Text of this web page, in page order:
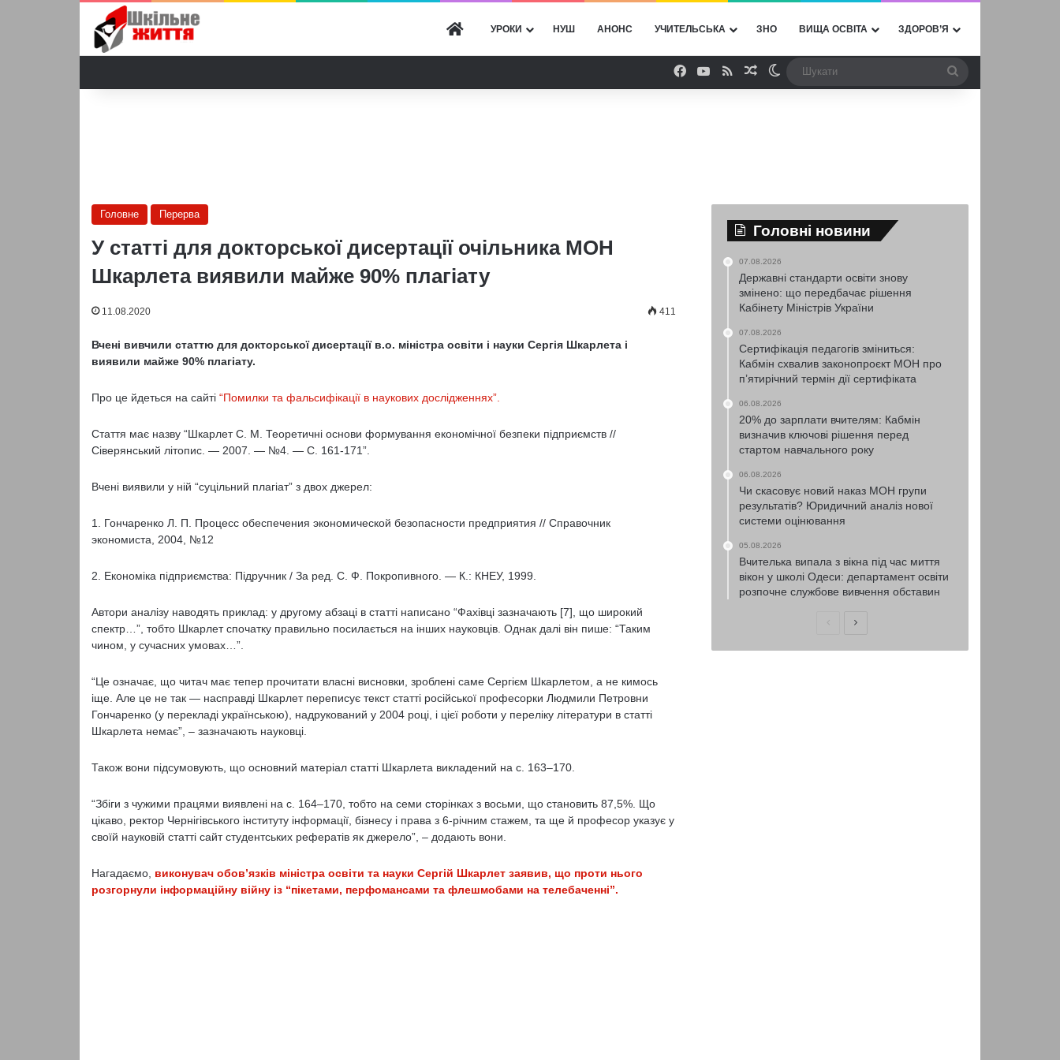
ГОЛОВНА
УРОКИ НУШ АНОНС УЧИТЕЛЬСЬКА ЗНО ВИЩА ОСВІТА ЗДОРОВ’Я
Facebook
YouTube
RSSВипадкова стаття
Switch skin
Головне Перерва
У статті для докторської дисертації очільника МОН
Шкарлета виявили майже 90% плагіату
11.08.2020 411
Вчені вивчили статтю для докторської дисертації в.о. міністра освіти і науки Сергія Шкарлета і
виявили майже 90% плагіату.
Про це йдеться на сайті “Помилки та фальсифікації в наукових дослідженнях”.
Стаття має назву “Шкарлет С. М. Теоретичні основи формування економічної безпеки підприємств //
Сіверянський літопис. — 2007. — №4. — С. 161-171”.
Вчені виявили у ній “суцільний плагіат” з двох джерел:
1. Гончаренко Л. П. Процесс обеспечения экономической безопасности предприятия // Справочник
экономиста, 2004, №12
2. Економіка підприємства: Підручник / За ред. С. Ф. Покропивного. — К.: КНЕУ, 1999.
Автори аналізу наводять приклад: у другому абзаці в статті написано “Фахівці зазначають [7], що широкий
спектр…”, тобто Шкарлет спочатку правильно посилається на інших науковців. Однак далі він пише: “Таким
чином, у сучасних умовах…”.
“Це означає, що читач має тепер прочитати власні висновки, зроблені саме Сергієм Шкарлетом, а не кимось
іще. Але це не так — насправді Шкарлет переписує текст статті російської професорки Людмили Петровни
Гончаренко (у перекладі українською), надрукований у 2004 році, і цієї роботи у переліку літератури в статті
Шкарлета немає”, – зазначають науковці.
Також вони підсумовують, що основний матеріал статті Шкарлета викладений на с. 163–170.
“Збіги з чужими працями виявлені на с. 164–170, тобто на семи сторінках з восьми, що становить 87,5%. Що
цікаво, ректор Чернігівського інституту інформації, бізнесу і права з 6-річним стажем, та ще й професор указує у
своїй науковій статті сайт студентських рефератів як джерело”, – додають вони.
Нагадаємо, виконувач обов’язків міністра освіти та науки Сергій Шкарлет заявив, що проти нього
розгорнули інформаційну війну із “пікетами, перфомансами та флешмобами на телебаченні”.
Головні новини
07.08.2026
Державні стандарти освіти знову
змінено: що передбачає рішення
Кабінету Міністрів України
07.08.2026
Сертифікація педагогів зміниться:
Кабмін схвалив законопроєкт МОН про
п’ятирічний термін дії сертифіката
06.08.2026
20% до зарплати вчителям: Кабмін
визначив ключові рішення перед
стартом навчального року
06.08.2026
Чи скасовує новий наказ МОН групи
результатів? Юридичний аналіз нової
системи оцінювання
05.08.2026
Вчителька випала з вікна під час миття
вікон у школі Одеси: департамент освіти
розпочне службове вивчення обставин
ПопередняНаступна